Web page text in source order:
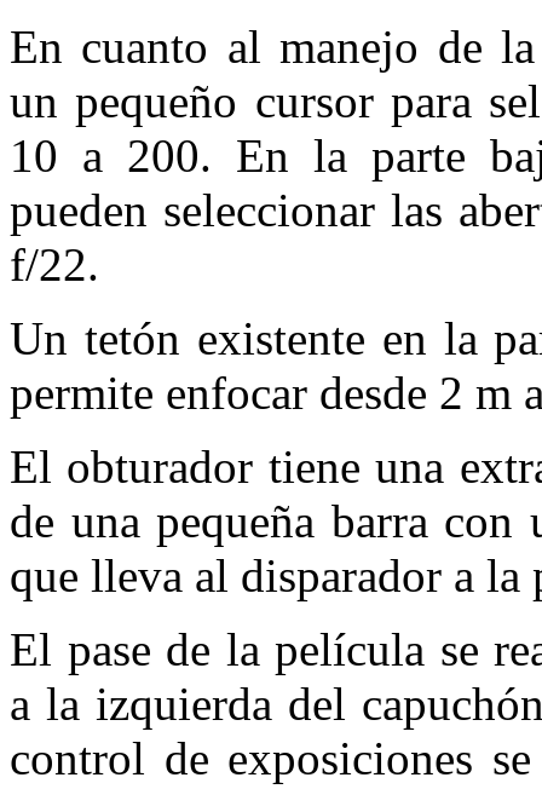
En cuanto al manejo de
un pequeño cursor para
10 a 200. En la parte
pueden seleccionar las
f/22.
Un tetón existente en la
permite enfocar desde 2 m
El obturador tiene una
de una pequeña barra
que lleva al disparador a la
El pase de la película se
a la izquierda del
control de exposiciones